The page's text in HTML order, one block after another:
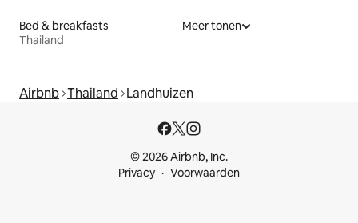
Bed & breakfasts
Thailand
Meer tonen
Airbnb Thailand Landhuizen
© 2026 Airbnb, Inc.
Privacy
Voorwaarden